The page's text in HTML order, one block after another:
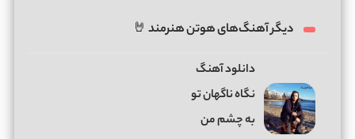
دیگر آهنگ‌های هوتن هنرمند 🤘
دانلود آهنگ
نگاه ناگهان تو
به چشم من